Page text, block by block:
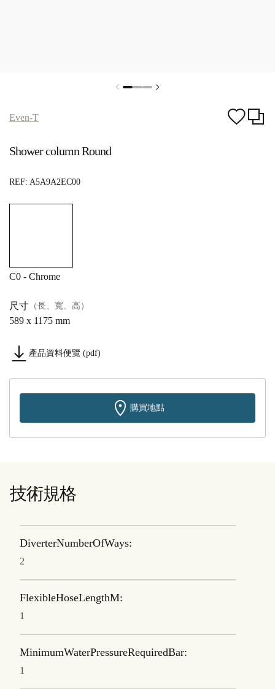
Even-T
Shower column Round
REF: A5A9A2EC00
C0 - Chrome
尺寸 （長、寬、高）
589 x 1175 mm
產品資料便覽 (pdf)
購買地點
技術規格
DiverterNumberOfWays:
2
FlexibleHoseLengthM:
1
MinimumWaterPressureRequiredBar:
1